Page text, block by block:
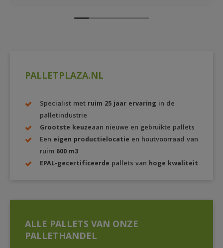
PALLETPLAZA.NL
Specialist met ruim 25 jaar ervaring in de
palletindustrie
Grootste keuzeaan nieuwe en gebruikte pallets
Een eigen productielocatie en houtvoorraad van
ruim 600 m3
EPAL-gecertificeerde pallets van hoge kwaliteit
ALLE PALLETS VAN ONZE
PALLETHANDEL